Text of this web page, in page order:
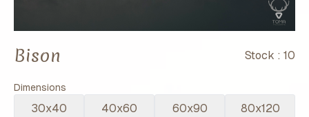
Bison Stock : 10
Dimensions
30x40 40x60 60x90 80x120